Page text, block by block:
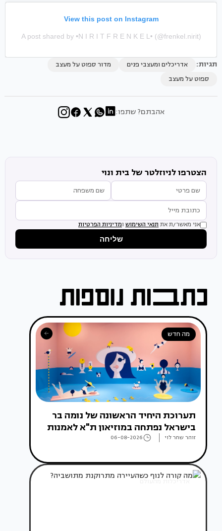
View this post on Instagram
A post shared by •N I R I T F R E N K E L• (@frenkel.nirit)
תגיות: אדריכלים ומעצבי פנים
מדור ספוט על מעצב
ספוט על מעצב
אהבתם? שתפו:
הצטרפו לניוזלטר של בית ונוי
אני מאשר/ת את תנאי השימוש ומדיניות הפרטיות
שליחה
מה חדש
תערוכת היחיד הראשונה של נומה בר
בישראל נפתחה במוזיאון ת"א לאמנות
זוהר שחר לוי 06-08-2026
אדריכלות מהעולם